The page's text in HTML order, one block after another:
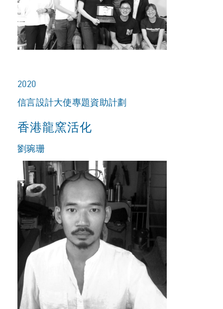
2020
信言設計大使專題資助計劃
香港龍窯活化
劉琬珊